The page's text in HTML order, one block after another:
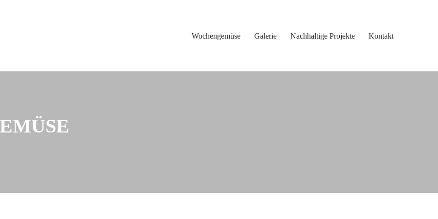
Wochengemüse Galerie Nachhaltige Projekte Kontakt